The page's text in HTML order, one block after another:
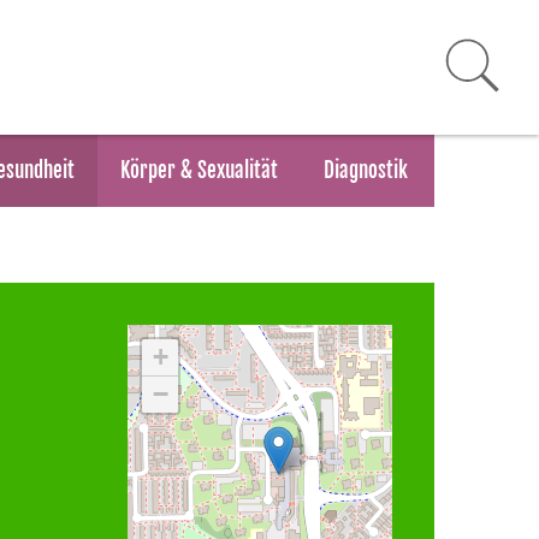
Körper & Sexualität Diagnostik
+
−